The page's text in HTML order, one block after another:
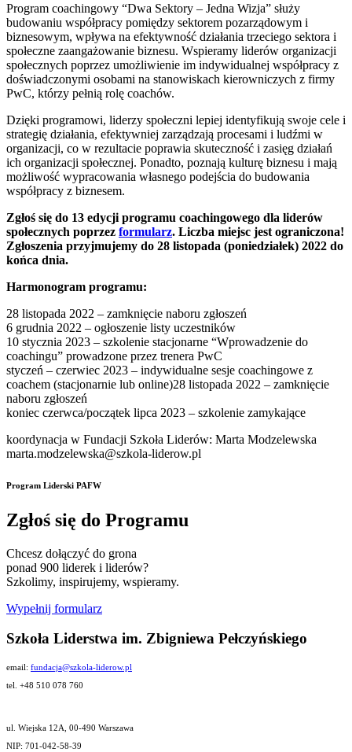
Program coachingowy “Dwa Sektory – Jedna Wizja” służy
budowaniu współpracy pomiędzy sektorem pozarządowym i
biznesowym, wpływa na efektywność działania trzeciego sektora i
społeczne zaangażowanie biznesu. Wspieramy liderów organizacji
społecznych poprzez umożliwienie im indywidualnej współpracy z
doświadczonymi osobami na stanowiskach kierowniczych z firmy
PwC, którzy pełnią rolę coachów.
Dzięki programowi, liderzy społeczni lepiej identyfikują swoje cele i
strategię działania, efektywniej zarządzają procesami i ludźmi w
organizacji, co w rezultacie poprawia skuteczność i zasięg działań
ich organizacji społecznej. Ponadto, poznają kulturę biznesu i mają
możliwość wypracowania własnego podejścia do budowania
współpracy z biznesem.
Zgłoś się do 13 edycji programu coachingowego dla liderów
społecznych poprzez formularz. Liczba miejsc jest ograniczona!
Zgłoszenia przyjmujemy do 28 listopada (poniedziałek) 2022 do
końca dnia.
Harmonogram programu:
28 listopada 2022 – zamknięcie naboru zgłoszeń
6 grudnia 2022 – ogłoszenie listy uczestników
10 stycznia 2023 – szkolenie stacjonarne “Wprowadzenie do
coachingu” prowadzone przez trenera PwC
styczeń – czerwiec 2023 – indywidualne sesje coachingowe z
coachem (stacjonarnie lub online)28 listopada 2022 – zamknięcie
naboru zgłoszeń
koniec czerwca/początek lipca 2023 – szkolenie zamykające
koordynacja w Fundacji Szkoła Liderów: Marta Modzelewska
marta.modzelewska@szkola-liderow.pl
Program Liderski PAFW
Zgłoś się do Programu
Chcesz dołączyć do grona
ponad 900 liderek i liderów?
Szkolimy, inspirujemy, wspieramy.
Wypełnij formularz
Szkoła Liderstwa im. Zbigniewa Pełczyńskiego
email: fundacja@szkola-liderow.pl
tel. +48 510 078 760
ul. Wiejska 12A, 00-490 Warszawa
NIP: 701-042-58-39